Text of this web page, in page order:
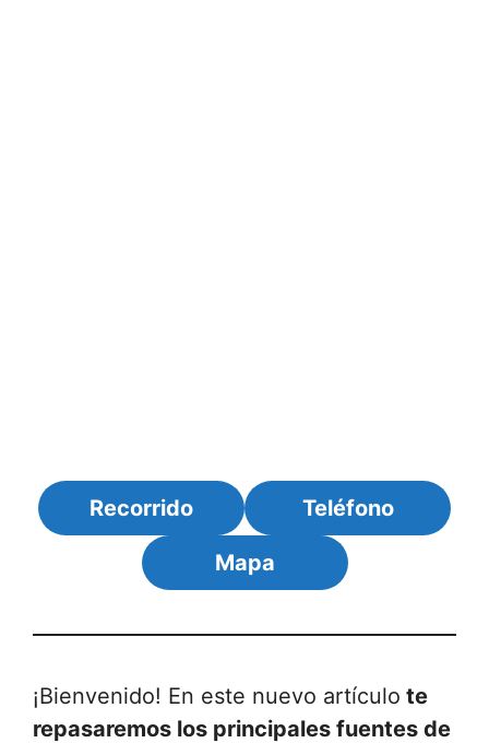
Recorrido Teléfono
Mapa
¡Bienvenido! En este nuevo artículo te
repasaremos los principales fuentes de